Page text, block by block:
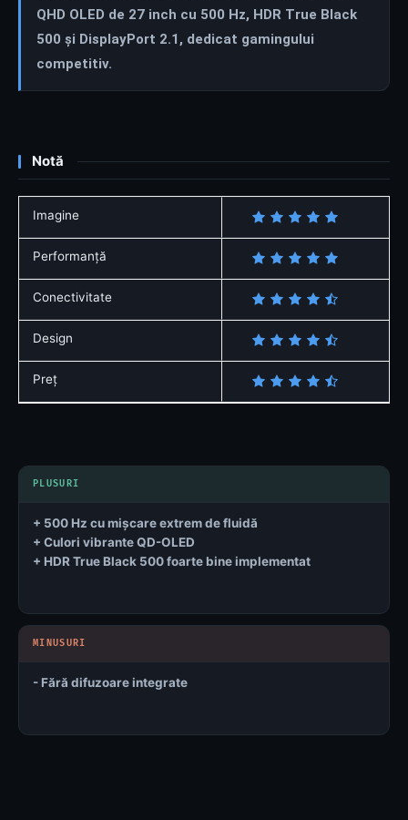
QHD OLED de 27 inch cu 500 Hz, HDR True Black
500 și DisplayPort 2.1, dedicat gamingului
competitiv.
+ 500 Hz cu mișcare extrem de fluidă
+ Culori vibrante QD-OLED
+ HDR True Black 500 foarte bine implementat
- Fără difuzoare integrate
Notă
Imagine
Performanță
Conectivitate
Design
Preț